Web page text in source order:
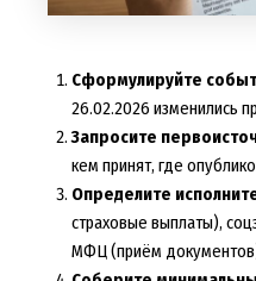
Сформулируйте
26.02.2026 изменились
Запросите
кем принят, где
Определите
страховые выплаты),
МФЦ (приём